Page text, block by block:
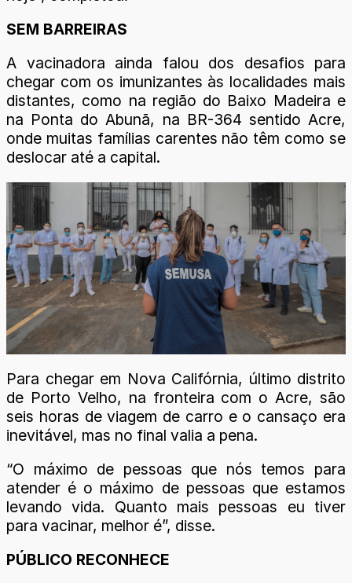
SEM BARREIRAS
A vacinadora ainda falou dos desafios para
chegar com os imunizantes às localidades mais
distantes, como na região do Baixo Madeira e
na Ponta do Abunã, na BR-364 sentido Acre,
onde muitas famílias carentes não têm como se
deslocar até a capital.
Para chegar em Nova Califórnia, último distrito
de Porto Velho, na fronteira com o Acre, são
seis horas de viagem de carro e o cansaço era
inevitável, mas no final valia a pena.
“O máximo de pessoas que nós temos para
atender é o máximo de pessoas que estamos
levando vida. Quanto mais pessoas eu tiver
para vacinar, melhor é”, disse.
PÚBLICO RECONHECE